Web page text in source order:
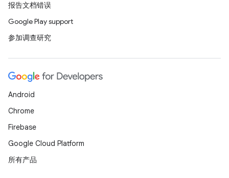
报告文档错误
Google Play support
参加调查研究
Android
Chrome
Firebase
Google Cloud Platform
所有产品